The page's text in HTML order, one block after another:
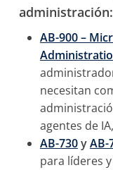
administración:
AB-900 –
necesitan
agentes de
AB-730yAB-
para líderes